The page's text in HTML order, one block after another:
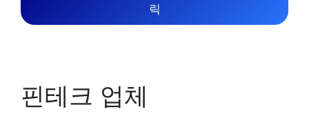
릭
핀테크 업체